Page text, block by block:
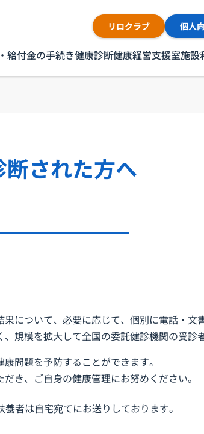
リロクラブ 個人
給付金の手続き健康診断健康経営支援室施設
された方へ
について、必要に応じて、個別に電話・文
規模を拡大して全国の委託健診機関の受診
問題を予防することができます。
き、ご自身の健康管理にお努めください。
者は自宅宛てにお送りしております。